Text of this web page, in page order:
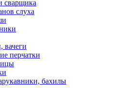
сварщика
слуха
вачеги
перчатки
бахилы